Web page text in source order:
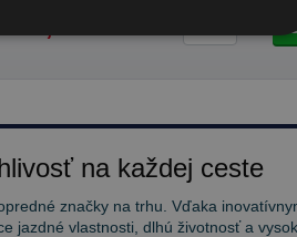
na každej ceste
značky na trhu. Vďaka
jazdné vlastnosti, dlhú životnosť a